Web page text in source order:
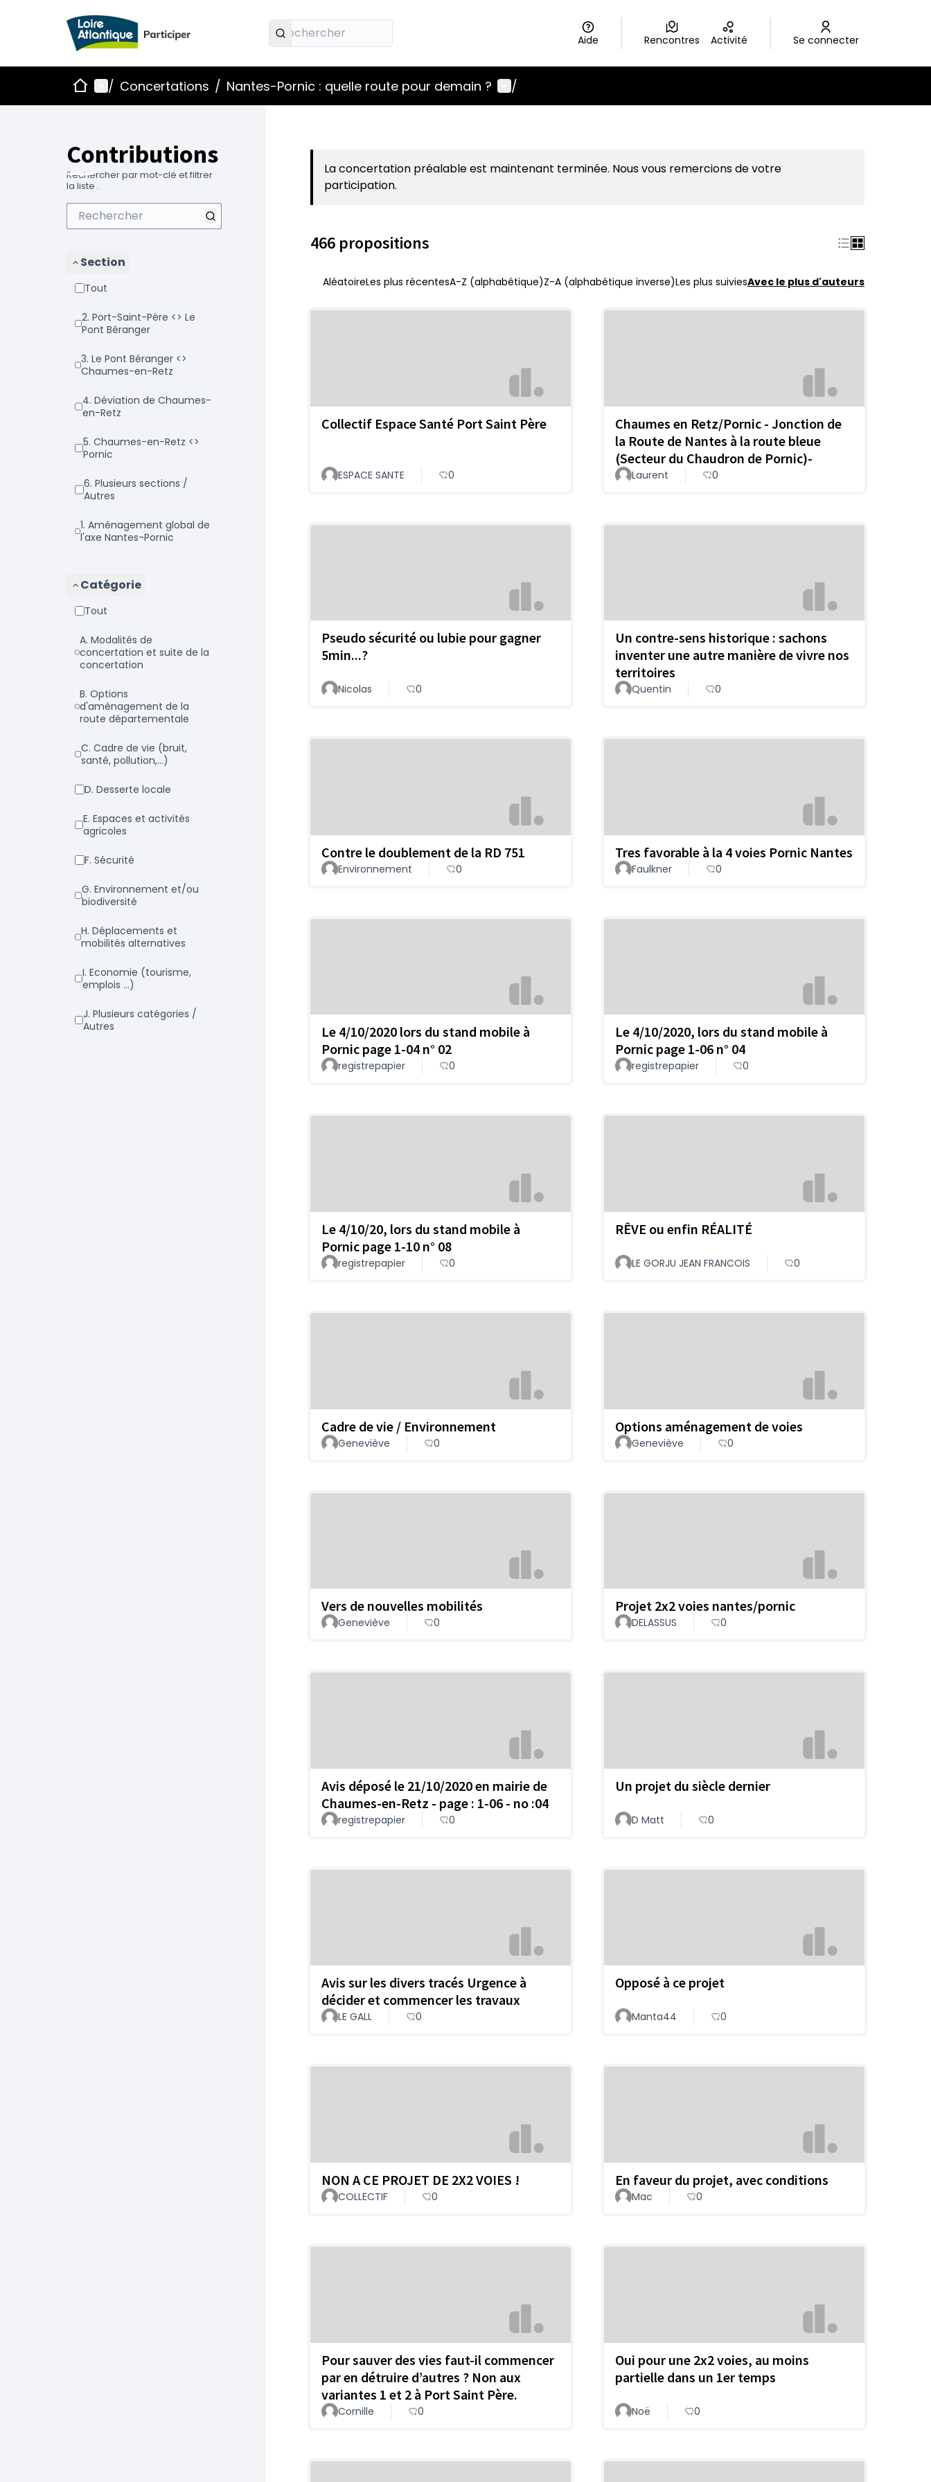
Aide Rencontres Activité Se connecter
AccueilMenu principal
/ Concertations / Nantes-Pornic : quelle route pour demain ? Menu utilisateur
/
Contributions
Rechercher par mot-clé et filtrer
la liste .
Section
Tout
2. Port-Saint-Père <> Le
Pont Béranger
3. Le Pont Béranger <>
Chaumes-en-Retz
4. Déviation de Chaumes-
en-Retz
5. Chaumes-en-Retz <>
Pornic
6. Plusieurs sections /
Autres
1. Aménagement global de
l'axe Nantes-Pornic
Catégorie
Tout
a. Modalités de
concertation et suite de la
concertation
b. Options
d'aménagement de la
route départementale
c. Cadre de vie (bruit,
santé, pollution,...)
d. Desserte locale
e. Espaces et activités
agricoles
f. Sécurité
g. Environnement et/ou
biodiversité
h. Déplacements et
mobilités alternatives
i. Economie (tourisme,
emplois ...)
j. Plusieurs catégories /
Autres
La concertation préalable est maintenant terminée. Nous vous remercions de votre
participation.
466 propositions
AléatoireLes plus récentesA-Z (alphabétique)Z-A (alphabétique inverse)Les plus suiviesAvec le plus d'auteurs
Collectif Espace Santé Port Saint Père
ESPACE SANTE 0
Chaumes en Retz/Pornic - Jonction de
la Route de Nantes à la route bleue
(Secteur du Chaudron de Pornic)-
Laurent 0
Pseudo sécurité ou lubie pour gagner
5min...?
Nicolas 0
Un contre-sens historique : sachons
inventer une autre manière de vivre nos
territoires
Quentin 0
Contre le doublement de la RD 751
Environnement 0
Tres favorable à la 4 voies Pornic Nantes
Faulkner 0
Le 4/10/2020 lors du stand mobile à
Pornic page 1-04 n° 02
registrepapier 0
Le 4/10/2020, lors du stand mobile à
Pornic page 1-06 n° 04
registrepapier 0
Le 4/10/20, lors du stand mobile à
Pornic page 1-10 n° 08
registrepapier 0
RÊVE ou enfin RÉALITÉ
LE GORJU JEAN FRANCOIS 0
Cadre de vie / Environnement
Geneviève 0
Options aménagement de voies
Geneviève 0
Vers de nouvelles mobilités
Geneviève 0
Projet 2x2 voies nantes/pornic
DELASSUS 0
Avis déposé le 21/10/2020 en mairie de
Chaumes-en-Retz - page : 1-06 - no :04
registrepapier 0
Un projet du siècle dernier
D Matt 0
Avis sur les divers tracés Urgence à
décider et commencer les travaux
LE GALL 0
Opposé à ce projet
Manta44 0
NON A CE PROJET DE 2X2 VOIES !
COLLECTIF 0
En faveur du projet, avec conditions
Mac 0
Pour sauver des vies faut-il commencer
par en détruire d’autres ? Non aux
variantes 1 et 2 à Port Saint Père.
Cornille 0
Oui pour une 2x2 voies, au moins
partielle dans un 1er temps
Noë 0